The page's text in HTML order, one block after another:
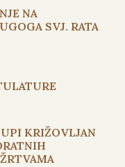
NA
SVJ. RATA
KRIŽOVLJAN